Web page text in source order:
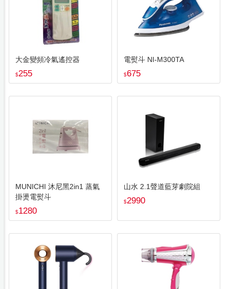
大金變頻冷氣遙控器
$255
電熨斗 NI-M300TA
$675
MUNICHI 沐尼黑2in1 蒸氣
掛燙電熨斗
$1280
山水 2.1聲道藍芽劇院組
$2990